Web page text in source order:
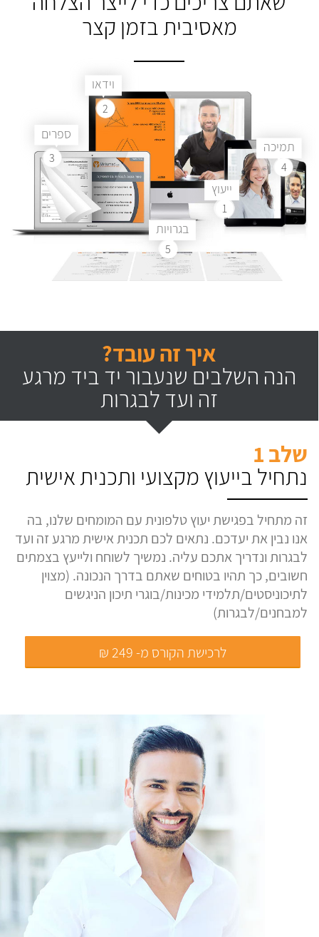
מאסיבית בזמן קצר
ייעוץ
1
וידאו
2
ספרים
3
תמיכה
4
בגרויות
5
איך זה עובד?
הנה השלבים שנעבור יד ביד מרגע
זה ועד לבגרות
שלב 1
נתחיל בייעוץ מקצועי ותכנית אישית
זה מתחיל בפגישת יעוץ טלפונית עם המומחים שלנו, בה
אנו נבין את יעדכם. נתאים לכם תכנית אישית מרגע זה ועד
לבגרות ונדריך אתכם עליה. נמשיך לשוחח ולייעץ בצמתים
חשובים, כך תהיו בטוחים שאתם בדרך הנכונה. (מצוין
לתיכוניסטים/תלמידי מכינות/בוגרי תיכון הניגשים
למבחנים/לבגרות)
לרכישת הקורס מ- 249 ₪